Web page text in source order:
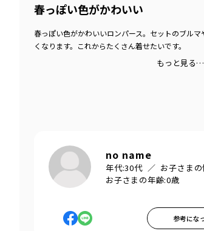
春っぽい色がかわいい
春っぽい色がかわいいロンパース。セットのブル
くなります。これからたくさん着せたいです。
もっと見る…
no name
年代:30代 お子さまの
お子さまの年齢:0歳
参考にな